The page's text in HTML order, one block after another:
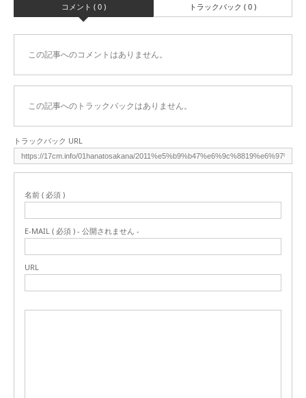
コメント ( 0 ) トラックバック ( 0 )
この記事へのコメントはありません。
この記事へのトラックバックはありません。
トラックバック URL
名前 ( 必須 )
E-MAIL ( 必須 ) - 公開されません -
URL